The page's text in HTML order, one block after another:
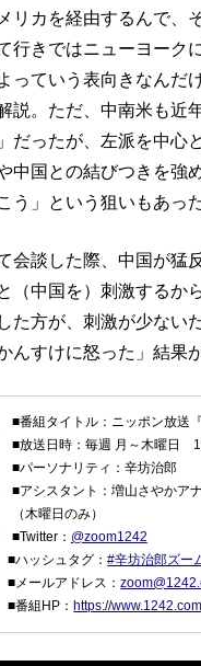
リカを経由するんで、
行きではニューヨーク
っていう表向きなんだ
説。ただ、中南米も近
だったが、左派を中心
中国との結びつきを強
う」という狙いもあっ
会談した際、中国が猛
（中国を）刺激するか
た方が、刺激が少ない
んすけに怒った」結果
■番組タイトル：ニッポン放送
■放送日時：毎週 月～木曜日
■パーソナリティ：辛坊治郎
■アシスタント：増山さやかア
（木曜日のみ）
■Twitter： @zoom1242
■ハッシュタグ：#辛坊治郎ズー
■メールアドレス：
■番組HP：https://